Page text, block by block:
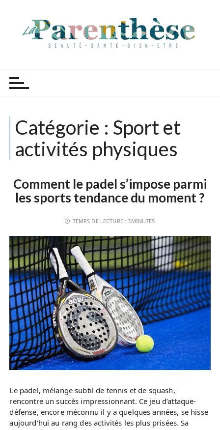
Catégorie : Sport et
activités physiques
Comment le padel s’impose parmi
les sports tendance du moment ?
TEMPS DE LECTURE : 3MINUTES
Le padel, mélange subtil de tennis et de squash,
rencontre un succès impressionnant. Ce jeu d’attaque-
défense, encore méconnu il y a quelques années, se hisse
aujourd’hui au rang des activités les plus prisées. Sa